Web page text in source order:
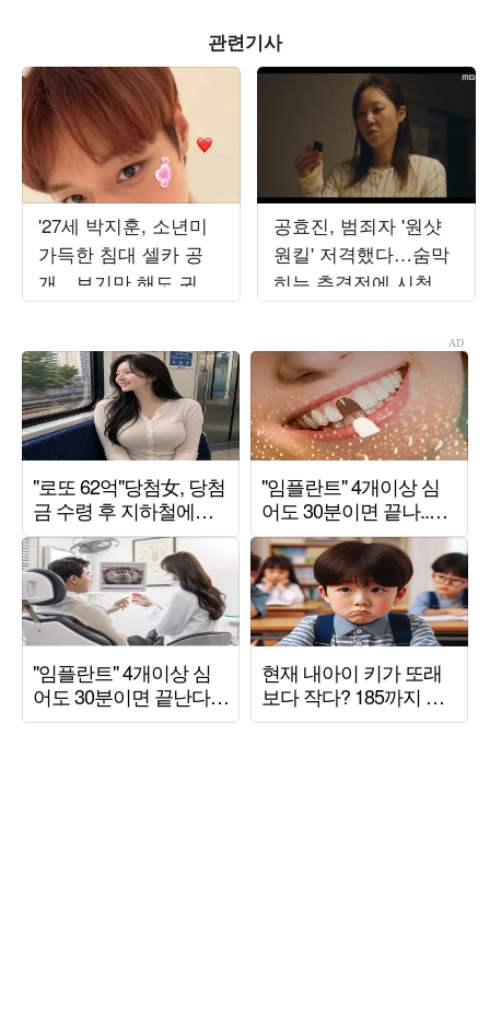
관련기사
'27세 박지훈, 소년미
가득한 침대 셀카 공
개…보기만 해도 귀여
운 비주얼
공효진, 범죄자 '원샷
원킬' 저격했다…숨막
히는 추격전에 시청률
'8.3%→9.4%' 상승 ('유